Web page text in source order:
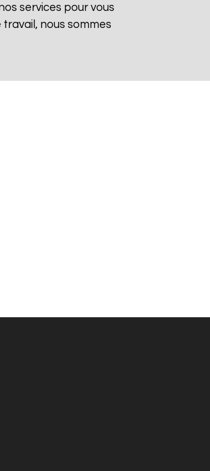
services pour vous
nous sommes